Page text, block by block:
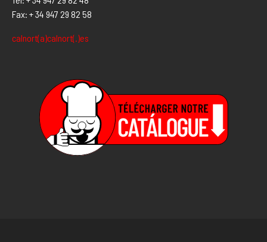
Fax: + 34 947 29 82 58
calnort(a)calnort(.)es